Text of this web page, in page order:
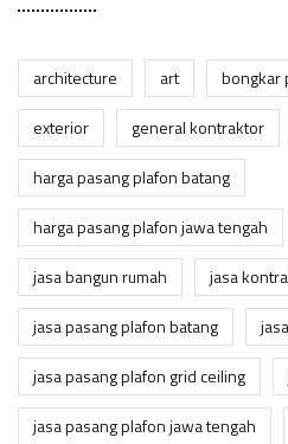
architecture art bongkar
exterior
general kontraktor
harga pasang plafon batang
harga pasang plafon jawa tengah
jasa bangun rumah
jasa
jasa pasang plafon batang
jasa pasang plafon grid ceiling
jasa pasang plafon jawa tengah